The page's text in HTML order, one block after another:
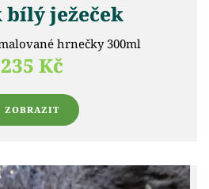
bílý ježeček
hrnečky 300ml
235 Kč
ZOBRAZIT